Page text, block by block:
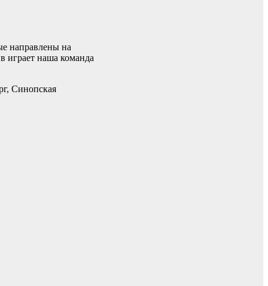
направлены на
играет наша команда
Синопская